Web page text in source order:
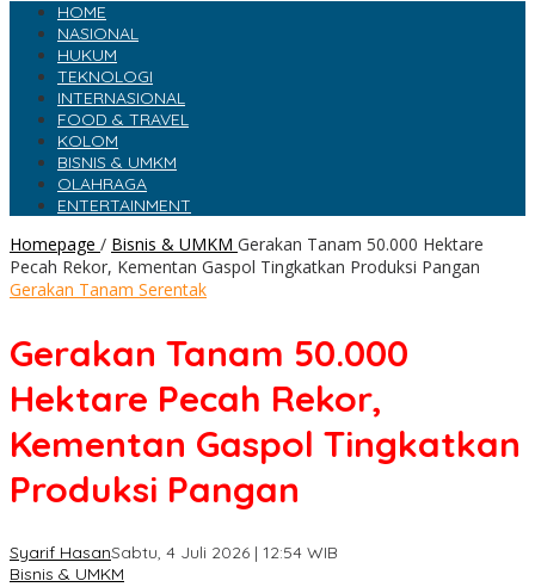
HOME
NASIONAL
HUKUM
TEKNOLOGI
INTERNASIONAL
FOOD & TRAVEL
KOLOM
BISNIS & UMKM
OLAHRAGA
ENTERTAINMENT
Homepage / Bisnis & UMKM Gerakan Tanam 50.000 Hektare
Pecah Rekor, Kementan Gaspol Tingkatkan Produksi Pangan
Gerakan Tanam Serentak
Gerakan Tanam 50.000
Hektare Pecah Rekor,
Kementan Gaspol Tingkatkan
Produksi Pangan
Syarif HasanSabtu, 4 Juli 2026 | 12:54 WIB
Bisnis & UMKM